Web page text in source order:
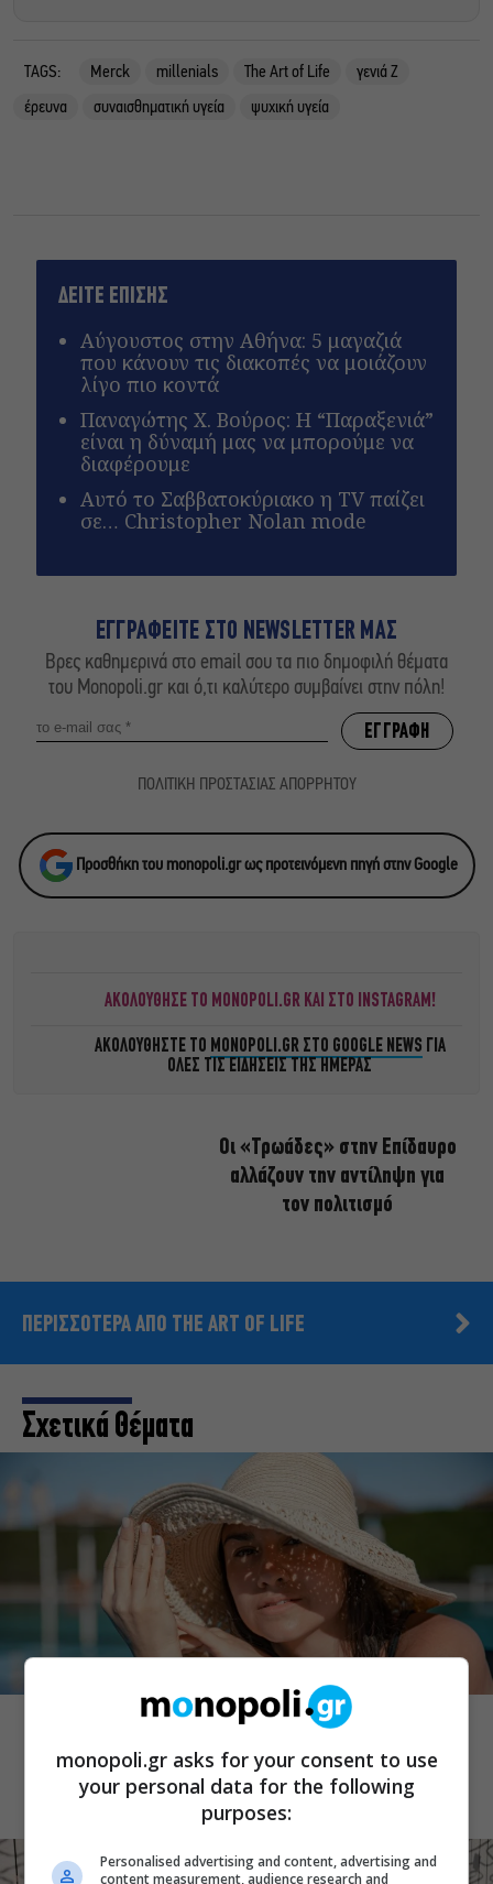
TAGS: Merck millenials The Art of Life
γενιά Ζ
έρευνα
συναισθηματική υγεία ψυχική υγεία
ΔΕΙΤΕ ΕΠΙΣΗΣ
Αύγουστος στην Αθήνα: 5 μαγαζιά
που κάνουν τις διακοπές να μοιάζουν
λίγο πιο κοντά
Παναγώτης Χ. Βούρος: Η “Παραξενιά”
είναι η δύναμή μας να μπορούμε να
διαφέρουμε
Αυτό το Σαββατοκύριακο η TV παίζει
σε… Christopher Nolan mode
ΕΓΓΡΑΦΕΙΤΕ ΣΤΟ NEWSLETTER ΜΑΣ
Βρες καθημερινά στο email σου τα πιο δημοφιλή θέματα
του Monopoli.gr και ό,τι καλύτερο συμβαίνει στην πόλη!
ΠΟΛΙΤΙΚΗ ΠΡΟΣΤΑΣΙΑΣ ΑΠΟΡΡΗΤΟΥ
Προσθήκη του monopoli.gr ως προτεινόμενη πηγή στην Google
ΑΚΟΛΟΥΘΗΣΕ ΤΟ MONOPOLI.GR ΚΑΙ ΣΤΟ INSTAGRAM!
ΑΚΟΛΟΥΘΗΣΤΕ ΤΟ MONOPOLI.GR ΣΤΟ GOOGLE NEWS ΓΙΑ
ΟΛΕΣ ΤΙΣ ΕΙΔΗΣΕΙΣ ΤΗΣ ΗΜΕΡΑΣ
Οι «Τρωάδες» στην Επίδαυρο
αλλάζουν την αντίληψη για
τον πολιτισμό
ΠΕΡΙΣΣΟΤΕΡΑ ΑΠΟ THE ART OF LIFE
Σχετικά Θέματα
THE ART OF LIFE
Βάζετε αντηλιακό αλλά οι πανάδες
επιμένουν; Τα λάθη που αφήνουν το
δέρμα εκτεθειμένο
monopoli.gr asks for your consent to use
your personal data for the following
purposes:
Personalised advertising and content, advertising and
content measurement, audience research and